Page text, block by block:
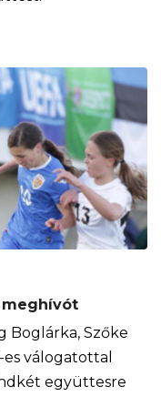
meghívót
Boglárka, Szőke
válogatottal
együttesre